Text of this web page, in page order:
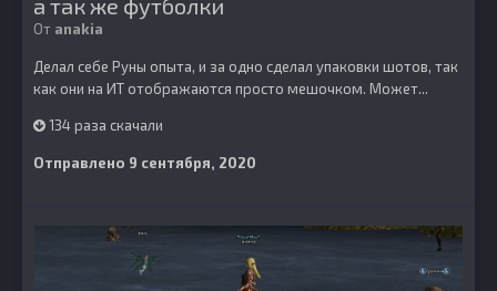
а так же футболки
От anakia
Делал себе Руны опыта, и за одно сделал упаковки шотов, так
как они на ИТ отображаются просто мешочком. Может...
134 раза скачали
Отправлено 9 сентября, 2020